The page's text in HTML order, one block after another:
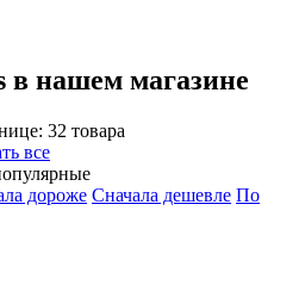
нашем магазине
32 товара
все
дороже Сначала дешевле По